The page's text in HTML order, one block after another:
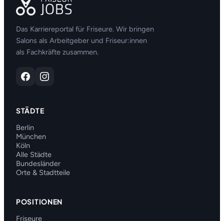
Das Karriereportal für Friseure. Wir bringen
Salons als Arbeitgeber und Friseur:innen
als Fachkräfte zusammen.
STÄDTE
Berlin
München
Köln
Alle Städte
Bundesländer
Orte & Stadtteile
POSITIONEN
Friseure